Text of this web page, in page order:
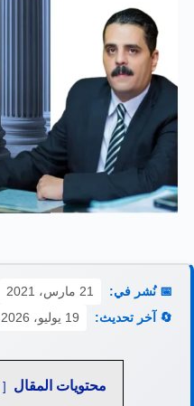
📅 نُشر في:
21 مارس، 2021
🔄 آخر تحديث:
19 يوليو، 2026
محتويات المقال